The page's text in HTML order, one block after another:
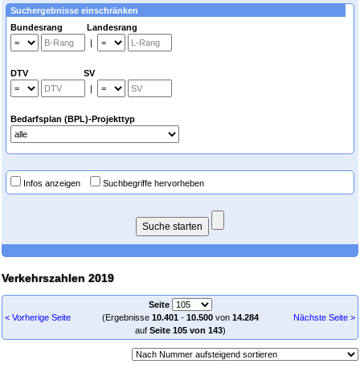
Suchergebnisse einschränken
Bundesrang Landesrang
|
DTV SV
|
Bedarfsplan (BPL)-Projekttyp
Infos anzeigen Suchbegriffe hervorheben
Verkehrszahlen 2019
< Vorherige Seite
Seite
(Ergebnisse 10.401- 10.500von 14.284
auf Seite 105 von 143)
Nächste Seite >